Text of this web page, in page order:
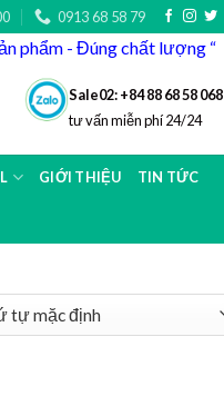
0913 68 58 79
phẩm - Đúng chất lượng “
Sale02: +84 88 68 58 068
tư vấn miễn phí 24/24
GIỚI THIỆU TIN TỨC